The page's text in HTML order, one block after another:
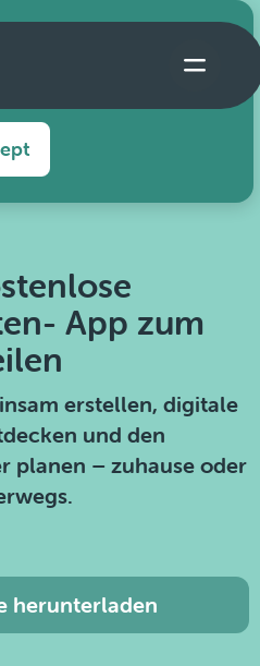
to ensure you get the
App zum
erstellen, digitale
und den
planen – zuhause oder
herunterladen